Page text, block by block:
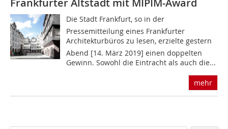
Frankfurter Altstadt mit MIPIM-Award
Die Stadt Frankfurt, so in der
Pressemitteilung eines Frankfurter
Architekturbüros zu lesen, erzielte gestern
Abend [14. März 2019] einen doppelten
Gewinn. Sowohl die Eintracht als auch die...
mehr